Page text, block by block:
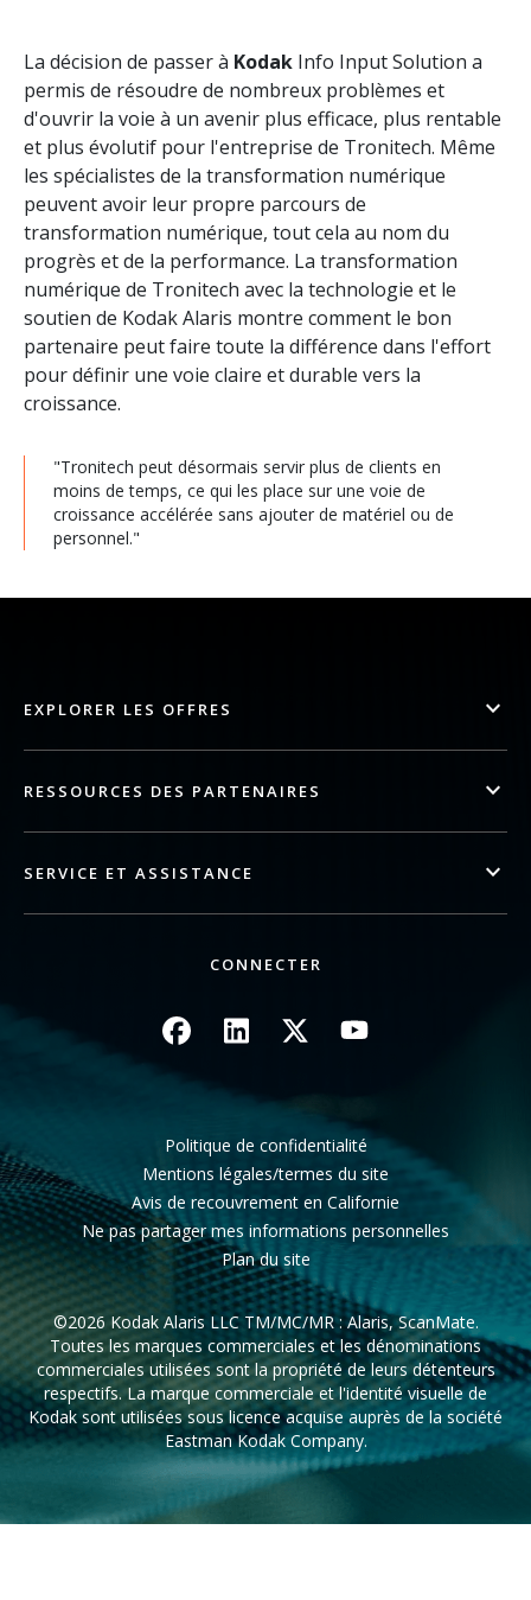
La décision de passer à Kodak Info Input Solution a
permis de résoudre de nombreux problèmes et
d'ouvrir la voie à un avenir plus efficace, plus rentable
et plus évolutif pour l'entreprise de Tronitech. Même
les spécialistes de la transformation numérique
peuvent avoir leur propre parcours de
transformation numérique, tout cela au nom du
progrès et de la performance. La transformation
numérique de Tronitech avec la technologie et le
soutien de Kodak Alaris montre comment le bon
partenaire peut faire toute la différence dans l'effort
pour définir une voie claire et durable vers la
croissance.
"Tronitech peut désormais servir plus de clients en
moins de temps, ce qui les place sur une voie de
croissance accélérée sans ajouter de matériel ou de
personnel."
EXPLORER LES OFFRES
RESSOURCES DES PARTENAIRES
SERVICE ET ASSISTANCE
CONNECTER
Image Image Image Image
Politique de confidentialité
Mentions légales/termes du site
Avis de recouvrement en Californie
Ne pas partager mes informations personnelles
Plan du site
©2026 Kodak Alaris LLC TM/MC/MR : Alaris, ScanMate.
Toutes les marques commerciales et les dénominations
commerciales utilisées sont la propriété de leurs détenteurs
respectifs. La marque commerciale et l'identité visuelle de
Kodak sont utilisées sous licence acquise auprès de la société
Eastman Kodak Company.